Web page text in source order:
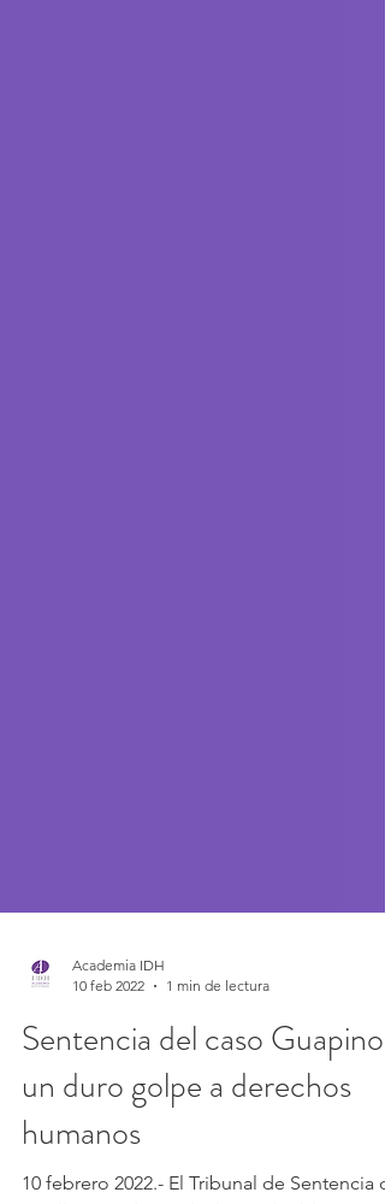
10 feb 2022
1 min de lectura
Sentencia del caso Guapinol,
un duro golpe a derechos
humanos